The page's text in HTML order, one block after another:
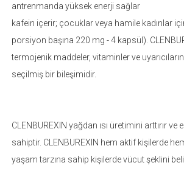
antrenmanda yüksek enerji sağlar
kafein içerir; çocuklar veya hamile kadınlar
porsiyon başına 220 mg - 4 kapsül).
termojenik maddeler, vitaminler ve
seçilmiş bir bileşimidir.
CLENBUREXIN yağdan ısı üretimini arttırır ve
sahiptir. CLENBUREXIN hem aktif kişilerde
yaşam tarzına sahip kişilerde vücut şeklini